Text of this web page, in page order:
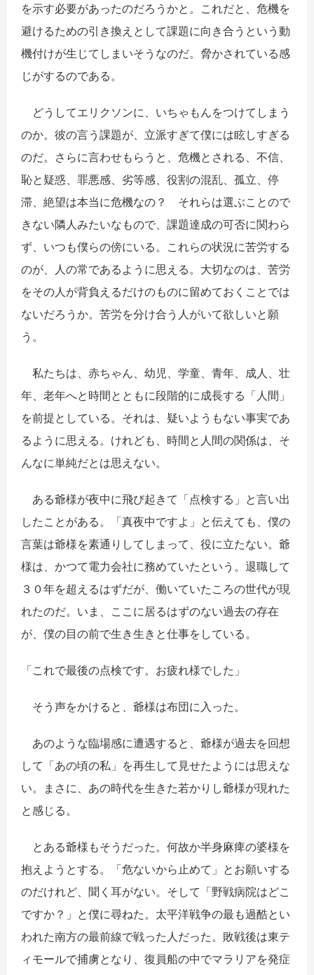
を示す必要があったのだろうかと。これだと、危機を
避けるための引き換えとして課題に向き合うという動
機付けが生じてしまいそうなのだ。脅かされている感
じがするのである。
どうしてエリクソンに、いちゃもんをつけてしまう
のか。彼の言う課題が、立派すぎて僕には眩しすぎる
のだ。さらに言わせもらうと、危機とされる、不信、
恥と疑惑、罪悪感、劣等感、役割の混乱、孤立、停
滞、絶望は本当に危機なの？ それらは選ぶことので
きない隣人みたいなもので、課題達成の可否に関わら
ず、いつも僕らの傍にいる。これらの状況に苦労する
のが、人の常であるように思える。大切なのは、苦労
をその人が背負えるだけのものに留めておくことでは
ないだろうか。苦労を分け合う人がいて欲しいと願
う。
私たちは、赤ちゃん、幼児、学童、青年、成人、壮
年、老年へと時間とともに段階的に成長する「人間」
を前提としている。それは、疑いようもない事実であ
るように思える。けれども、時間と人間の関係は、そ
んなに単純だとは思えない。
ある爺様が夜中に飛び起きて「点検する」と言い出
したことがある。「真夜中ですよ」と伝えても、僕の
言葉は爺様を素通りしてしまって、役に立たない。爺
様は、かつて電力会社に務めていたという。退職して
３０年を超えるはずだが、働いていたころの世代が現
れたのだ。いま、ここに居るはずのない過去の存在
が、僕の目の前で生き生きと仕事をしている。
「これで最後の点検です。お疲れ様でした」
そう声をかけると、爺様は布団に入った。
あのような臨場感に遭遇すると、爺様が過去を回想
して「あの頃の私」を再生して見せたようには思えな
い。まさに、あの時代を生きた若かりし爺様が現れた
と感じる。
とある爺様もそうだった。何故か半身麻痺の婆様を
抱えようとする。「危ないから止めて」とお願いする
のだけれど、聞く耳がない。そして「野戦病院はどこ
ですか？」と僕に尋ねた。太平洋戦争の最も過酷とい
われた南方の最前線で戦った人だった。敗戦後は東テ
ィモールで捕虜となり、復員船の中でマラリアを発症